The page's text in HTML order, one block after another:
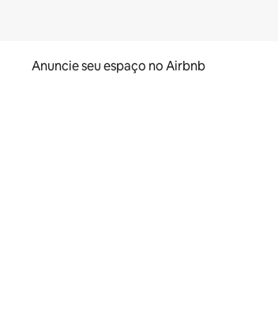
Anuncie seu espaço no Airbnb
na tela.